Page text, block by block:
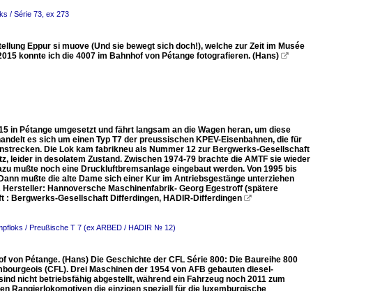
/ Série 73, ex 273
Eppur si muove (Und sie bewegt sich doch!), welche zur Zeit im Musée
konnte ich die 4007 im Bahnhof von Pétange fotografieren. (Hans) 
in Pétange umgesetzt und fährt langsam an die Wagen heran, um diese
es sich um einen Typ T7 der preussischen KPEV-Eisenbahnen, die für
Die Lok kam fabrikneu als Nummer 12 zur Bergwerks-Gesellschaft
leider in desolatem Zustand. Zwischen 1974-79 brachte die AMTF sie wieder
mußte noch eine Druckluftbremsanlage eingebaut werden. Von 1995 bis
mußte die alte Dame sich einer Kur im Antriebsgestänge unterziehen
Hannoversche Maschinenfabrik- Georg Egestroff (spätere
: Bergwerks-Gesellschaft Differdingen, HADIR-Differdingen 
/ Preußische T 7 (ex ARBED / HADIR № 12)
Pétange. (Hans) Die Geschichte der CFL Série 800: Die Baureihe 800
(CFL). Drei Maschinen der 1954 von AFB gebauten diesel-
nicht betriebsfähig abgestellt, während ein Fahrzeug noch 2011 zum
Rangierlokomotiven die einzigen speziell für die luxemburgische